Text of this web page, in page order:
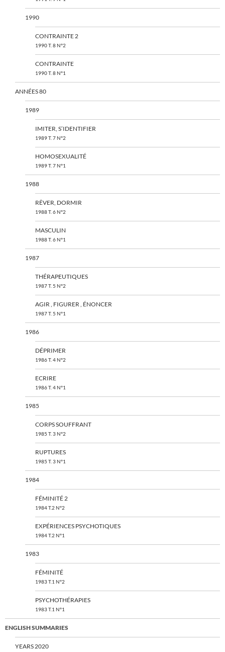
1990
CONTRAINTE 2
1990 T. 8 N°2
CONTRAINTE
1990 T. 8 N°1
ANNÉES 80
1989
IMITER, S’IDENTIFIER
1989 T. 7 N°2
HOMOSEXUALITÉ
1989 T. 7 N°1
1988
RÊVER, DORMIR
1988 T. 6 N°2
MASCULIN
1988 T. 6 N°1
1987
THÉRAPEUTIQUES
1987 T. 5 N°2
AGIR , FIGURER , ÉNONCER
1987 T. 5 N°1
1986
DÉPRIMER
1986 T. 4 N°2
ECRIRE
1986 T. 4 N°1
1985
CORPS SOUFFRANT
1985 T. 3 N°2
RUPTURES
1985 T. 3 N°1
1984
FÉMINITÉ 2
1984 T.2 N°2
EXPÉRIENCES PSYCHOTIQUES
1984 T.2 N°1
1983
FÉMINITÉ
1983 T.1 N°2
PSYCHOTHÉRAPIES
1983 T.1 N°1
ENGLISH SUMMARIES
YEARS 2020